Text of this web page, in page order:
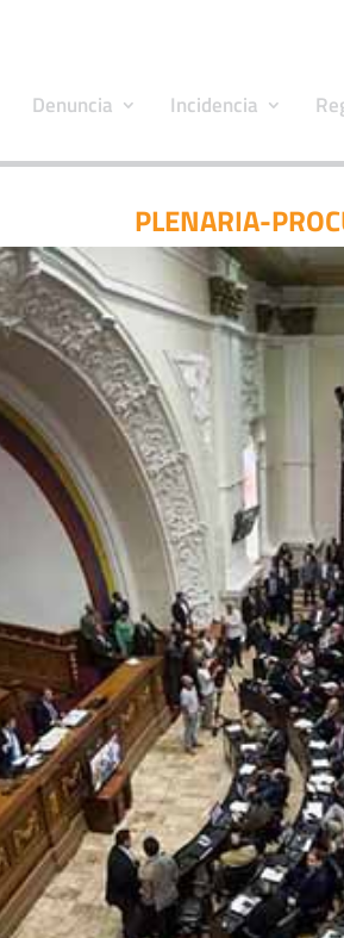
Denuncia Incidencia
PLENARIA-